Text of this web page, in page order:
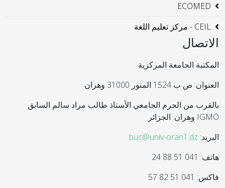
ECOMED
CEIL - مركز تعليم اللغة
الاتصال
المكتبة الجامعة المركزية
العنوان: ص ب 1524 المنور 31000 وهران
بالقرب من الحرم الجامعي الأستاذ طالب مراد سالم السابق
IGMO وهران. الجزائر
البريد: buc@univ-oran1.dz
هاتف: 041 51 88 24
فاكس: 041 51 82 57